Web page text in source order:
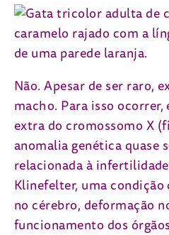
Não. Apesar de ser raro,
macho. Para isso
extra do cromossomo X
anomalia genética quase
relacionada à
Klinefelter, uma condição
no cérebro, deformação
funcionamento dos